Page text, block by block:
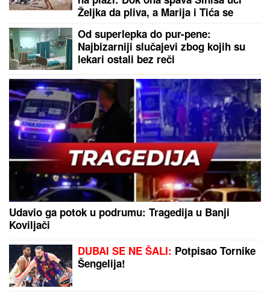
Željka da pliva, a Marija i Tića se
Od superlepka do pur-pene:
Najbizarniji slučajevi zbog kojih su
lekari ostali bez reči
Udavio ga potok u podrumu: Tragedija u Banji
Koviljači
DUBAI SE NE ŠALI: Potpisao Tornike
Šengelija!